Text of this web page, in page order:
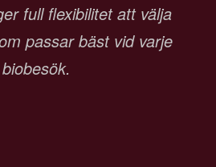
full flexibilitet att välja
passar bäst vid varje
biobesök.